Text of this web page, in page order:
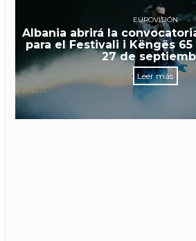
EUROVISIÓN
Albania abrirá la
para el Festivali i Këngës
27 de
Leer más